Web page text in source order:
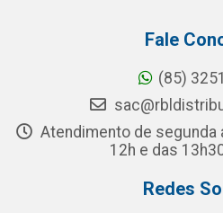
Fale
(85)
Atendimento de segunda
12h e das
Redes